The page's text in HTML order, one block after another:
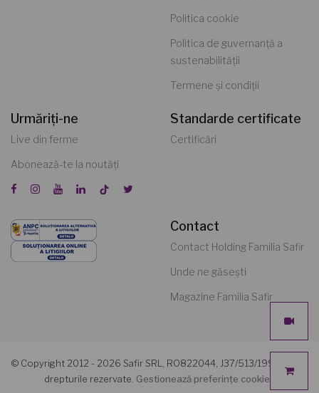
Politica cookie
Politica de guvernanță a
sustenabilității
Termene și condiții
Urmăriți-ne
Live din ferme
Abonează-te la noutăți
Standarde certificate
Certificări
Contact
Contact Holding Familia Safir
Unde ne găsești
Magazine Familia Safir
© Copyright 2012 - 2026 Safir SRL, RO822044, J37/513/1991. Toate
drepturile rezervate. Gestionează preferințe cookies